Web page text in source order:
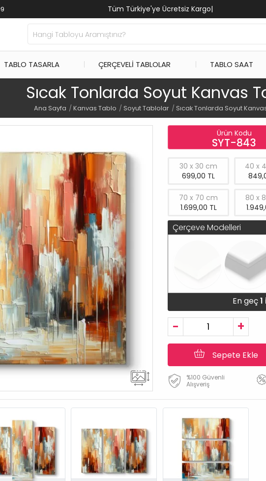
Tüm Türkiye'ye Ücretsiz Kargo|
TABLO TASARLA ÇERÇEVELI TABLOLAR TABLO SAAT
Sıcak Tonlarda Soyut Kanvas
Ana Sayfa Kanvas Tablo Soyut Tablolar Sıcak Tonlarda Soyut
Ürün Kodu
SYT-843
30 x 30 cm
699,00 TL
40 x
70 x 70 cm
1.699,00 TL
80 x
Çerçeve Modelleri
En geç
- +
Sepete Ekle
%100 Güvenli
Alışveriş